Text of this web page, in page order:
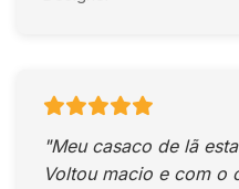
"Meu casaco de lã
Voltou macio e com o